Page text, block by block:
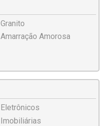
Granito
Amarração Amorosa
Eletrônicos
Imobiliárias